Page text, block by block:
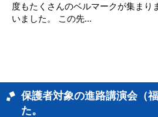
度もたくさんのベルマークが集まり
いました。 この先...
保護者対象の進路講演会（
た。